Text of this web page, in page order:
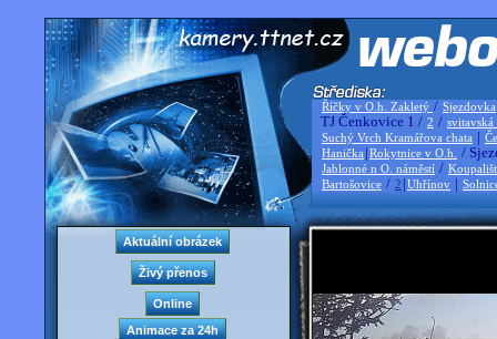
Říčky v O.h. Zakletý / Sjezdovka
TJ Čenkovice 1 / 2 / svitavská
Suchý Vrch Kramářova chata |
Hanička |Rokytnice v O.h. /
Jablonné n O. náměstí /
Bartošovice / 2 |Uhřínov |